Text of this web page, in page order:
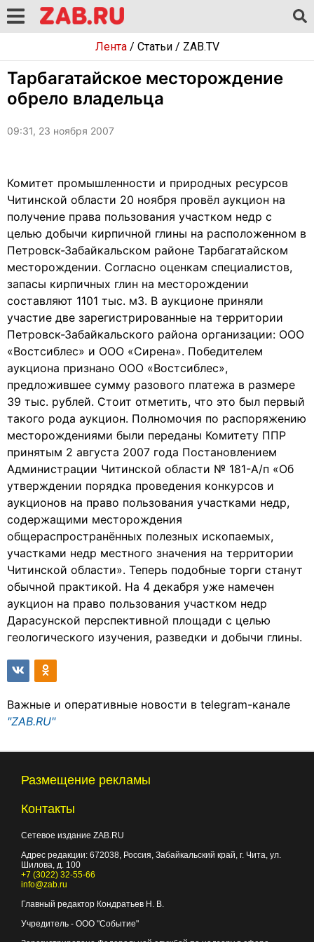
Лента/ Статьи/ ZAB.TV
Тарбагатайское месторождение
обрело владельца
09:31, 23 ноября 2007
Комитет промышленности и природных ресурсов
Читинской области 20 ноября провёл аукцион на
получение права пользования участком недр с
целью добычи кирпичной глины на расположенном в
Петровск-Забайкальском районе Тарбагатайском
месторождении. Согласно оценкам специалистов,
запасы кирпичных глин на месторождении
составляют 1101 тыс. м3. В аукционе приняли
участие две зарегистрированные на территории
Петровск-Забайкальского района организации: ООО
«Востсиблес» и ООО «Сирена». Победителем
аукциона признано ООО «Востсиблес»,
предложившее сумму разового платежа в размере
39 тыс. рублей. Стоит отметить, что это был первый
такого рода аукцион. Полномочия по распоряжению
месторождениями были переданы Комитету ППР
принятым 2 августа 2007 года Постановлением
Администрации Читинской области № 181-А/п «Об
утверждении порядка проведения конкурсов и
аукционов на право пользования участками недр,
содержащими месторождения
общераспространённых полезных ископаемых,
участками недр местного значения на территории
Читинской области». Теперь подобные торги станут
обычной практикой. На 4 декабря уже намечен
аукцион на право пользования участком недр
Дарасунской перспективной площади с целью
геологического изучения, разведки и добычи глины.
Важные и оперативные новости в telegram-канале
"ZAB.RU"
Размещение рекламы
Контакты
Сетевое издание ZAB.RU
Адрес редакции: 672038, Россия, Забайкальский край, г. Чита, ул.
Шилова, д. 100
+7 (3022) 32-55-66
info@zab.ru
Главный редактор Кондратьев Н. В.
Учредитель - ООО "Событие"